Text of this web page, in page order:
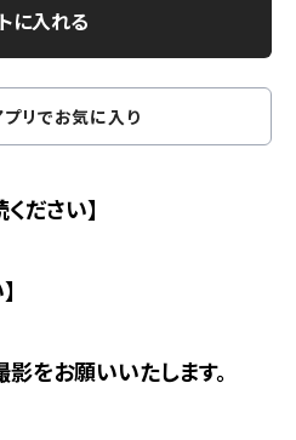
に入れる
リでお気に入り
ださい】
をお願いいたします。